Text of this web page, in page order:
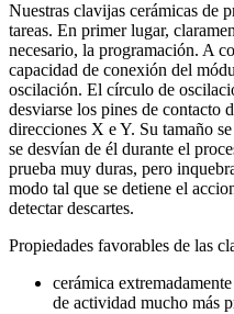
Nuestras clavijas cerámicas de
tareas. En primer lugar,
necesario, la programación. A
capacidad de conexión del
oscilación. El círculo de
desviarse los pines de contacto
direcciones X e Y. Su tamaño
se desvían de él durante el
prueba muy duras, pero
modo tal que se detiene el
detectar descartes.
Propiedades favorables de las
cerámica
de actividad mucho más